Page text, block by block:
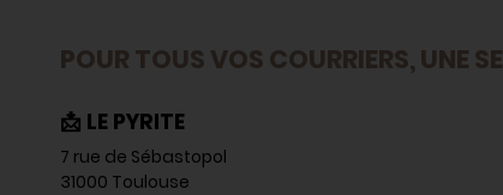
POUR TOUS VOS COURRIERS, UNE
📩 LE PYRITE
7 rue de Sébastopol
31000 Toulouse